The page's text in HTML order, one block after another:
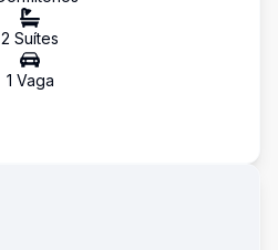
2 Suítes
1 Vaga